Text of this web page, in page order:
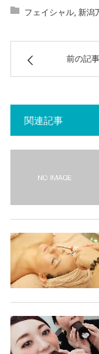
フェイシャル,新潟
前の記事
関連記事